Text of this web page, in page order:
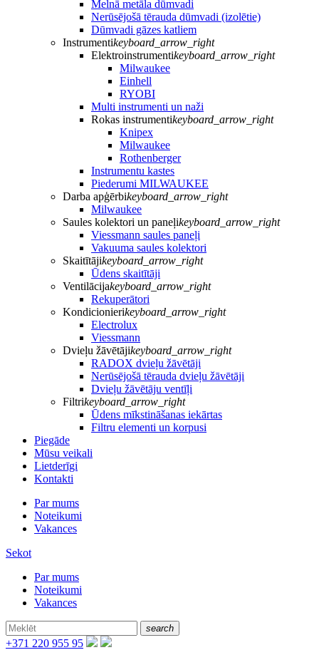
Melnā metāla dūmvadi
Nerūsējošā tērauda dūmvadi (izolētie)
Dūmvadi gāzes katliem
Instrumentikeyboard_arrow_right
Elektroinstrumentikeyboard_arrow_right
Milwaukee
Einhell
RYOBI
Multi instrumenti un naži
Rokas instrumentikeyboard_arrow_right
Knipex
Milwaukee
Rothenberger
Instrumentu kastes
Piederumi MILWAUKEE
Darba apģērbikeyboard_arrow_right
Milwaukee
Saules kolektori un paneļikeyboard_arrow_right
Viessmann saules paneļi
Vakuuma saules kolektori
Skaitītājikeyboard_arrow_right
Ūdens skaitītāji
Ventilācijakeyboard_arrow_right
Rekuperātori
Kondicionierikeyboard_arrow_right
Electrolux
Viessmann
Dvieļu žāvētājikeyboard_arrow_right
RADOX dvieļu žāvētāji
Nerūsējošā tērauda dvieļu žāvētāji
Dvieļu žāvētāju ventīļi
Filtrikeyboard_arrow_right
Ūdens mīkstināšanas iekārtas
Filtru elementi un korpusi
Piegāde
Mūsu veikali
Lietderīgi
Kontakti
Par mums
Noteikumi
Vakances
Sekot
Par mums
Noteikumi
Vakances
search
+371 220 955 95